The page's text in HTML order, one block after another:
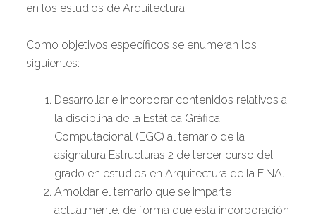
en los estudios de Arquitectura.
Como objetivos específicos se enumeran los
siguientes:
Desarrollar e incorporar contenidos relativos a
la disciplina de la Estática Gráfica
Computacional (EGC) al temario de la
asignatura Estructuras 2 de tercer curso del
grado en estudios en Arquitectura de la EINA.
Amoldar el temario que se imparte
actualmente, de forma que esta incorporación